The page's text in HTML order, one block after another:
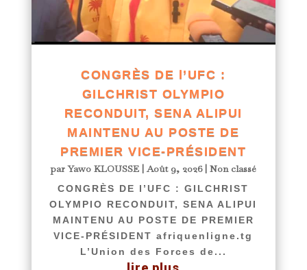
CONGRÈS DE l’UFC :
GILCHRIST OLYMPIO
RECONDUIT, SENA ALIPUI
MAINTENU AU POSTE DE
PREMIER VICE-PRÉSIDENT
parYawo KLOUSSE |Août 9, 2026|Non classé
CONGRÈS DE l’UFC : GILCHRIST
OLYMPIO RECONDUIT, SENA ALIPUI
MAINTENU AU POSTE DE PREMIER
VICE-PRÉSIDENT afriquenligne.tg
L’Union des Forces de...